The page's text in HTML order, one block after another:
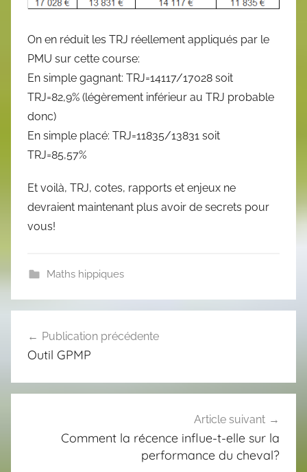
On en réduit les TRJ réellement appliqués par le
PMU sur cette course:
En simple gagnant: TRJ=14117/17028 soit
TRJ=82,9% (légèrement inférieur au TRJ probable
donc)
En simple placé: TRJ=11835/13831 soit
TRJ=85,57%
Et voilà, TRJ, cotes, rapports et enjeux ne
devraient maintenant plus avoir de secrets pour
vous!
Maths hippiques
de
Publication précédente
Outil GPMP
Article suivant
Comment la récence influe-t-elle sur la
performance du cheval?